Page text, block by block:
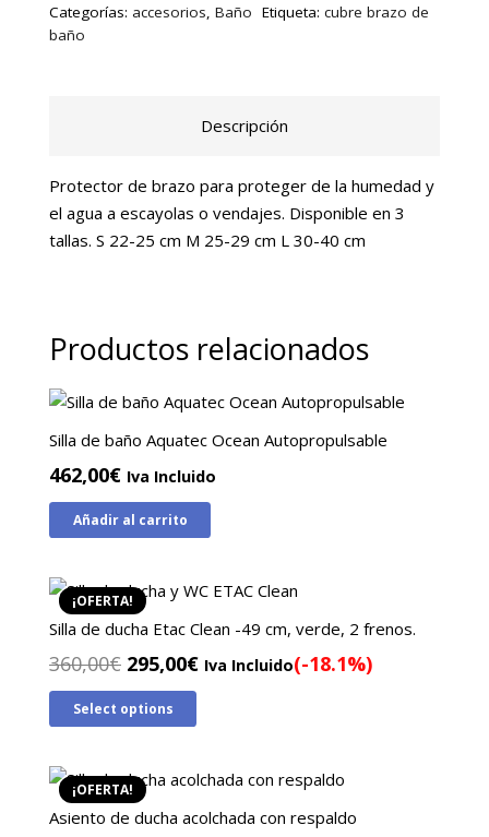
circunferencia)
Categorías: accesorios Baño Etiqueta: cubre brazo de
baño
Descripción
Protector de brazo para proteger de la humedad y
el agua a escayolas o vendajes. Disponible en 3
tallas. S 22-25 cm M 25-29 cm L 30-40 cm
Productos relacionados
Silla de baño Aquatec Ocean Autopropulsable
462,00€ Iva Incluido
Añadir al carrito
¡OFERTA!
Silla de ducha Etac Clean -49 cm, verde, 2 frenos.
360,00€ El
precio
original
360,00€.
295,00€El
295,00€.
Iva Incluido(-18.1%)
Select options
¡OFERTA!
Asiento de ducha acolchada con respaldo